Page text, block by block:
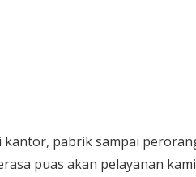
pabrik sampai
puas akan pelayanan